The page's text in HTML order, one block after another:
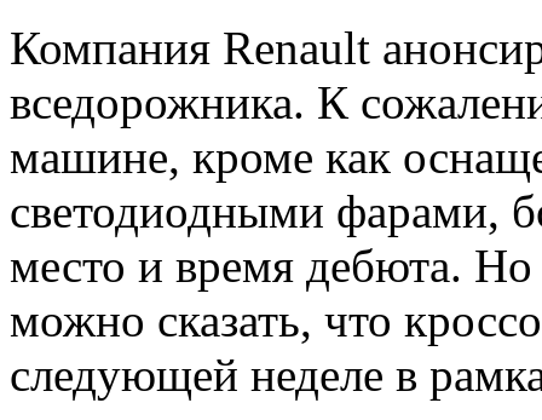
Компания Renault
вседорожника. К
машине, кроме как
светодиодными фарами,
место и время дебюта.
можно сказать, что
следующей неделе в